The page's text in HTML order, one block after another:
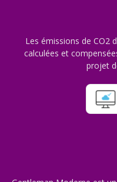
Les émissions de CO2
calculées et
projet